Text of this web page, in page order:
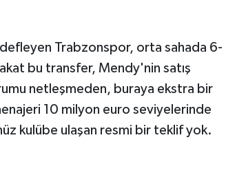
Trabzonspor, orta sahada 6-
bu transfer, Mendy'nin satış
netleşmeden, buraya ekstra bir
10 milyon euro seviyelerinde
kulübe ulaşan resmi bir teklif yok.